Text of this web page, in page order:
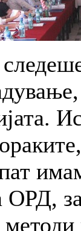
ОРД,